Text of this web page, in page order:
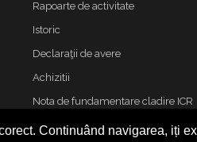
Continuând navigarea, iți
Rapoarte de activitate
Istoric
Declaraţii de avere
Achizitii
Nota de fundamentare cladire ICR
Contact